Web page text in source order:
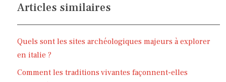
Articles similaires
Quels sont les sites archéologiques majeurs à explorer
en italie ?
Comment les traditions vivantes façonnent-elles